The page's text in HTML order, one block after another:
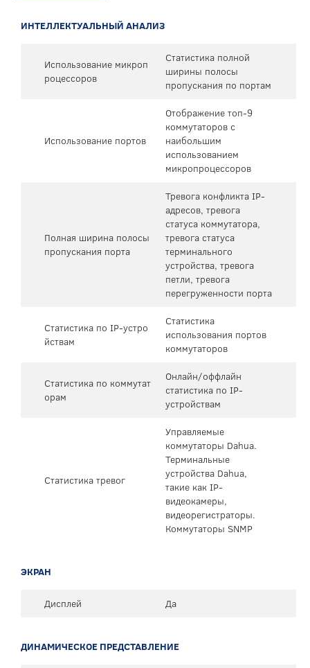
ИНТЕЛЛЕКТУАЛЬНЫЙ АНАЛИЗ
Использование микроп
роцессоров
Статистика полной
ширины полосы
пропускания по портам
Использование портов
Отображение топ-9
коммутаторов с
наибольшим
использованием
микропроцессоров
Полная ширина полосы
пропускания порта
Тревога конфликта IP-
адресов, тревога
статуса коммутатора,
тревога статуса
терминального
устройства, тревога
петли, тревога
перегруженности порта
Статистика по IP-устро
йствам
Статистика
использования портов
коммутаторов
Статистика по коммутат
орам
Онлайн/оффлайн
статистика по IP-
устройствам
Статистика тревог
Управляемые
коммутаторы Dahua.
Терминальные
устройства Dahua,
такие как IP-
видеокамеры,
видеорегистраторы.
Коммутаторы SNMP
ЭКРАН
Дисплей Да
ДИНАМИЧЕСКОЕ ПРЕДСТАВЛЕНИЕ